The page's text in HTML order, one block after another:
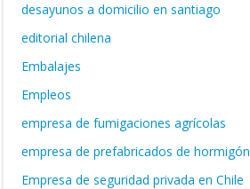
desayunos a domicilio en santiago
editorial chilena
Embalajes
Empleos
empresa de fumigaciones agrícolas
empresa de prefabricados de hormigón
Empresa de seguridad privada en Chile